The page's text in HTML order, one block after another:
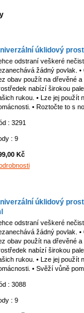
úklidový
odstraní veškeré
žádný povlak. •
obav použít na dřevěné
nabízí širokou
rukou. • Lze jej použít
• Roztočte to s
: 3291
: 9
Kč
úklidový
odstraní veškeré
žádný povlak. •
obav použít na dřevěné
nabízí širokou
rukou. • Lze jej použít
• Svěží vůně
: 3088
: 9